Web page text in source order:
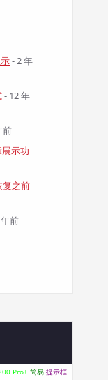
- 2 年
- 12 年
前
示功
复之前
前
Pro+ 简易 提示框